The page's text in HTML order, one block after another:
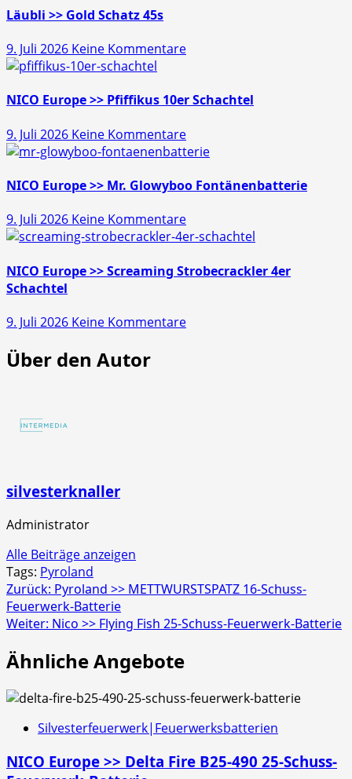
Läubli >> Gold Schatz 45s
9. Juli 2026 Keine Kommentarezu
Gold
45s
NICO Europe >> Pfiffikus 10er Schachtel
9. Juli 2026 Keine Kommentarezu
NICO
>>
10er
Schachtel
NICO Europe >> Mr. Glowyboo Fontänenbatterie
9. Juli 2026 Keine Kommentarezu
NICO
>>
Fontänenbatterie
NICO Europe >> Screaming Strobecrackler 4er
Schachtel
9. Juli 2026 Keine Kommentarezu
Über den Autor
silvesterknaller
Administrator
Alle Beiträge anzeigen
Tags: Pyroland
Beitragsnavigation
Zurück: Pyroland >> METTWURSTSPATZ 16-Schuss-
Feuerwerk-Batterie
Weiter: Nico >> Flying Fish 25-Schuss-Feuerwerk-Batterie
Ähnliche Angebote
Silvesterfeuerwerk|Feuerwerksbatterien
NICO Europe >> Delta Fire B25-490 25-Schuss-